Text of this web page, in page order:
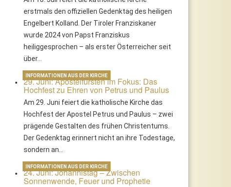
erstmals den offiziellen Gedenktag des heiligen
Engelbert Kolland. Der Tiroler Franziskaner
wurde 2024 von Papst Franziskus
heiliggesprochen – als erster Österreicher seit
über…
29. Juni: Apostelfürsten im Fokus: Das
Hochfest zu Ehren von Petrus und Paulus
Am 29. Juni feiert die katholische Kirche das
Hochfest der Apostel Petrus und Paulus – zwei
prägende Gestalten des frühen Christentums.
Der Gedenktag erinnert nicht an ihre Todestage,
sondern an…
INFORMATIONEN AUS DER KIRCHE
24. Juni: Johannistag – Zwischen
Sonnenwende, Feuer und Prophetie
INFORMATIONEN AUS DER KIRCHE